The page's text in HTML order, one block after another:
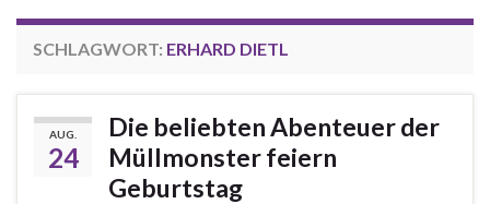
SCHLAGWORT: ERHARD DIETL
AUG.
24
Die beliebten Abenteuer der
Müllmonster feiern
Geburtstag